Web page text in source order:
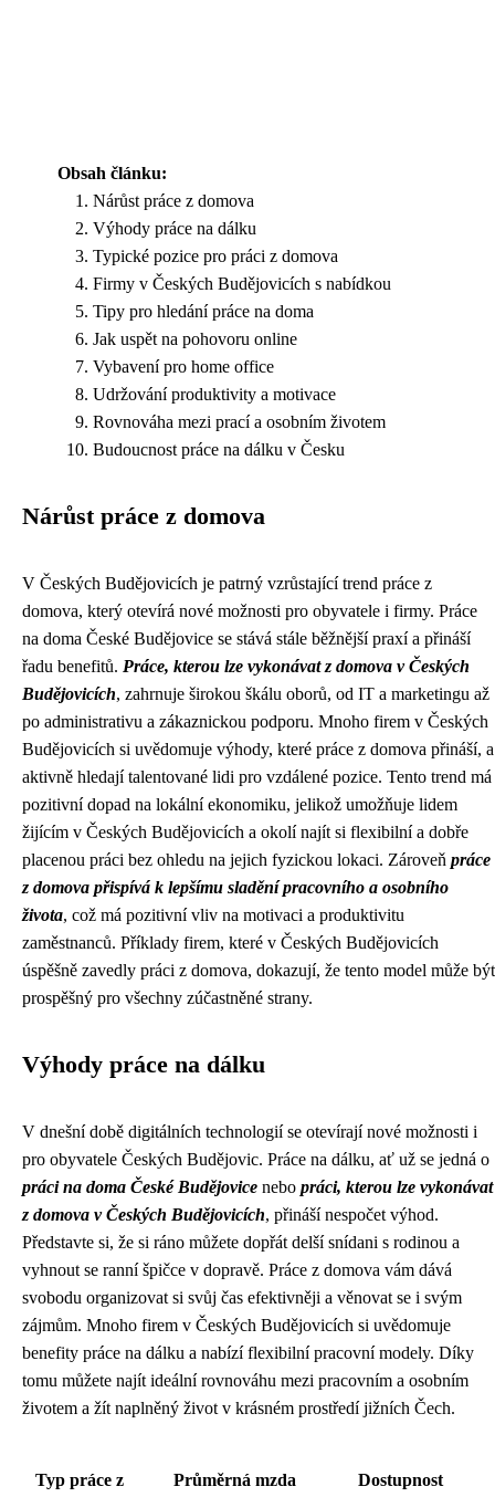
Obsah článku:
Nárůst práce z domova
Výhody práce na dálku
Typické pozice pro práci z domova
Firmy v Českých Budějovicích s nabídkou
Tipy pro hledání práce na doma
Jak uspět na pohovoru online
Vybavení pro home office
Udržování produktivity a motivace
Rovnováha mezi prací a osobním životem
Budoucnost práce na dálku v Česku
Nárůst práce z domova
V Českých Budějovicích je patrný vzrůstající trend práce z
domova, který otevírá nové možnosti pro obyvatele i firmy. Práce
na doma České Budějovice se stává stále běžnější praxí a přináší
řadu benefitů. Práce, kterou lze vykonávat z domova v Českých
Budějovicích, zahrnuje širokou škálu oborů, od IT a marketingu až
po administrativu a zákaznickou podporu. Mnoho firem v Českých
Budějovicích si uvědomuje výhody, které práce z domova přináší, a
aktivně hledají talentované lidi pro vzdálené pozice. Tento trend má
pozitivní dopad na lokální ekonomiku, jelikož umožňuje lidem
žijícím v Českých Budějovicích a okolí najít si flexibilní a dobře
placenou práci bez ohledu na jejich fyzickou lokaci. Zároveň práce
z domova přispívá k lepšímu sladění pracovního a osobního
života, což má pozitivní vliv na motivaci a produktivitu
zaměstnanců. Příklady firem, které v Českých Budějovicích
úspěšně zavedly práci z domova, dokazují, že tento model může být
prospěšný pro všechny zúčastněné strany.
Výhody práce na dálku
V dnešní době digitálních technologií se otevírají nové možnosti i
pro obyvatele Českých Budějovic. Práce na dálku, ať už se jedná o
práci na doma České Budějovice nebo práci, kterou lze vykonávat
z domova v Českých Budějovicích, přináší nespočet výhod.
Představte si, že si ráno můžete dopřát delší snídani s rodinou a
vyhnout se ranní špičce v dopravě. Práce z domova vám dává
svobodu organizovat si svůj čas efektivněji a věnovat se i svým
zájmům. Mnoho firem v Českých Budějovicích si uvědomuje
benefity práce na dálku a nabízí flexibilní pracovní modely. Díky
tomu můžete najít ideální rovnováhu mezi pracovním a osobním
životem a žít naplněný život v krásném prostředí jižních Čech.
Typ práce z
Průměrná mzda
Dostupnost